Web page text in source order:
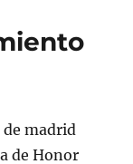
de Honor